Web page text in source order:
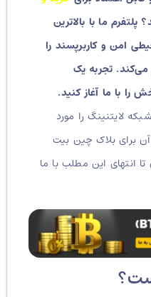
ما با بالاترین
و کاربرپسند را
تجربه یک
ما آغاز کنید.
را مورد
بلاک چین بیت
این مطلب با ما